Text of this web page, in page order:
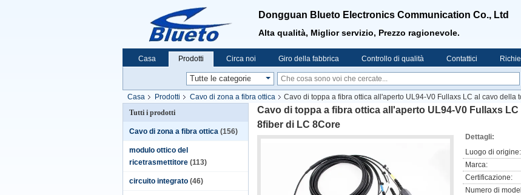
Dongguan Blueto Electronics Communication Co., Ltd
Alta qualità, Miglior servizio, Prezzo ragionevole.
Casa Prodotti Circa noi Giro della fabbrica Controllo di qualità Contattici
Casa Prodotti Cavo di zona a fibra ottica
Cavo di toppa a fibra ottica all'aperto UL94-V0 Fullaxs LC al cavo della
Tutti i prodotti
Cavo di zona a fibra ottica (156)
modulo ottico del
ricetrasmettitore (113)
circuito integrato (46)
Cavo di toppa a fibra ottica all'aperto UL94-V0 Fullaxs
8fiber di LC 8Core
Dettagli:
Luogo di origine:
Marca:
Certificazione:
Numero di